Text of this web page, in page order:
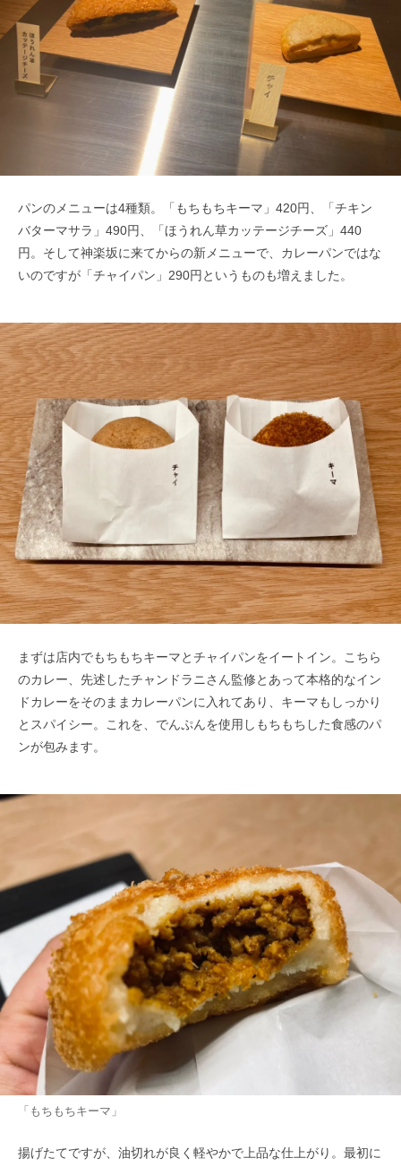
パンのメニューは4種類。「もちもちキーマ」420円、「チキン
バターマサラ」490円、「ほうれん草カッテージチーズ」440
円。そして神楽坂に来てからの新メニューで、カレーパンではな
いのですが「チャイパン」290円というものも増えました。
まずは店内でもちもちキーマとチャイパンをイートイン。こちら
のカレー、先述したチャンドラニさん監修とあって本格的なイン
ドカレーをそのままカレーパンに入れてあり、キーマもしっかり
とスパイシー。これを、でんぷんを使用しもちもちした食感のパ
ンが包みます。
「もちもちキーマ」
揚げたてですが、油切れが良く軽やかで上品な仕上がり。最初に